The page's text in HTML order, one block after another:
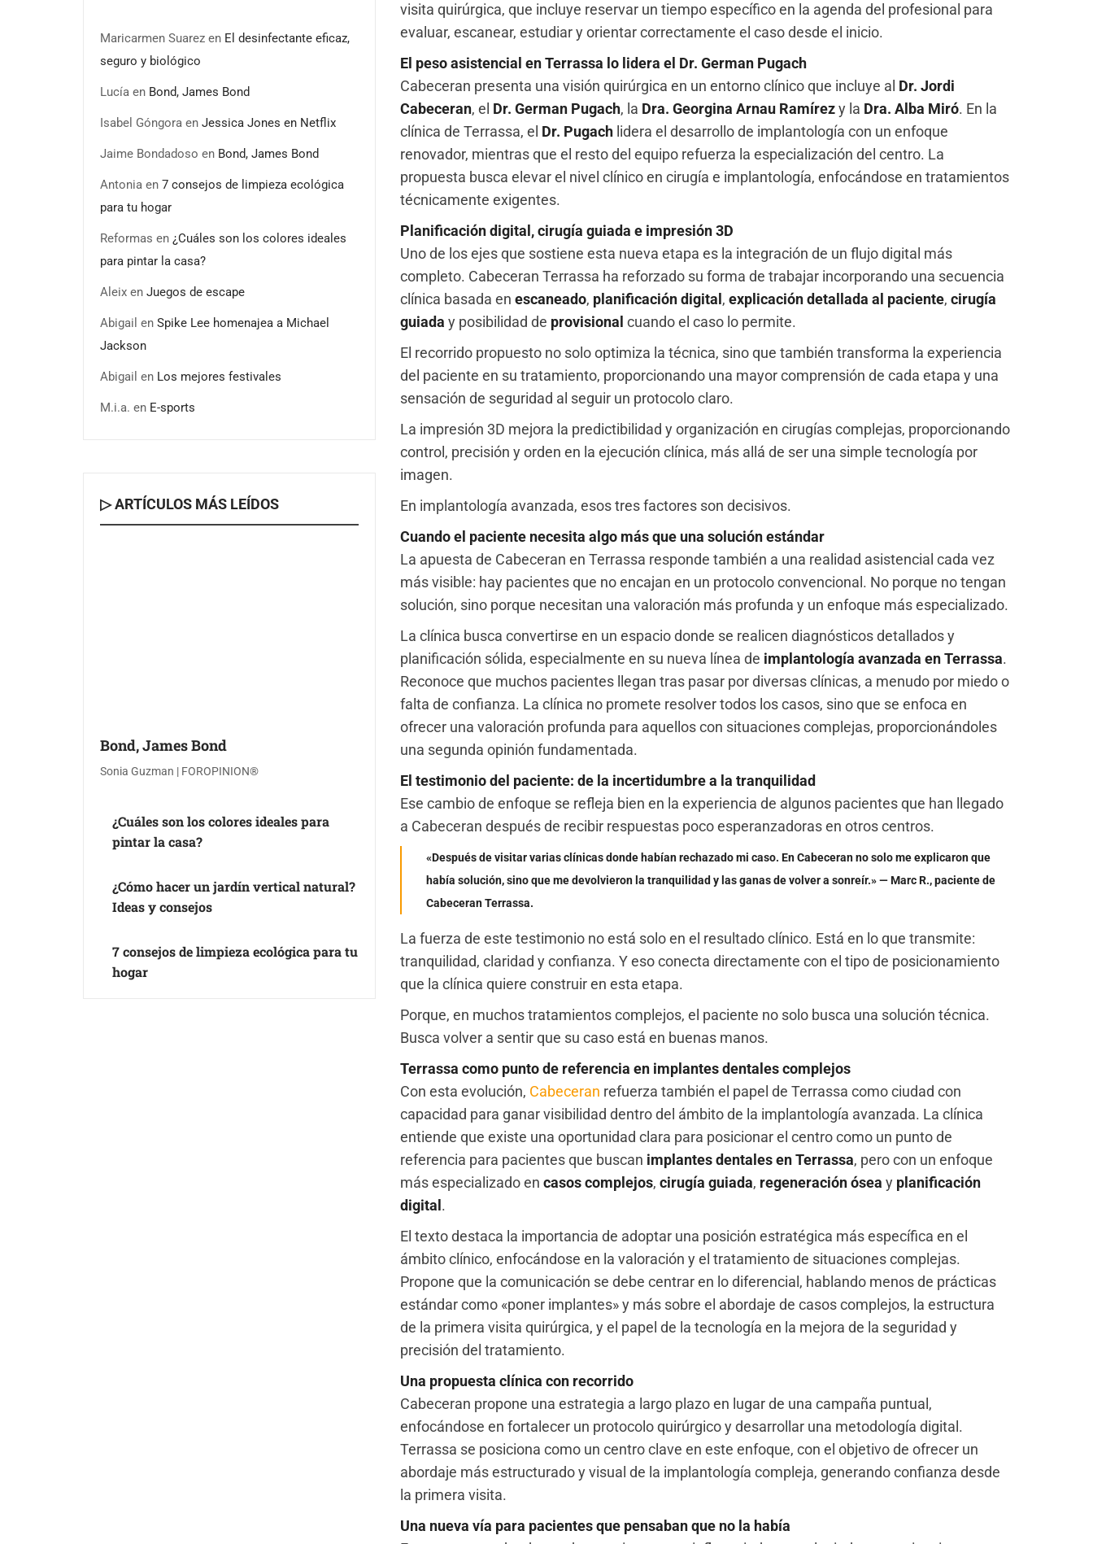
visita quirúrgica, que incluye reservar un tiempo específico en la agenda del profesional para
evaluar, escanear, estudiar y orientar correctamente el caso desde el inicio.
El peso asistencial en Terrassa lo lidera el Dr. German Pugach
Cabeceran presenta una visión quirúrgica en un entorno clínico que incluye al Dr. Jordi
Cabeceran, el Dr. German Pugach, la Dra. Georgina Arnau Ramírezy la Dra. Alba Miró. En la
clínica de Terrassa, el Dr. Pugach lidera el desarrollo de implantología con un enfoque
renovador, mientras que el resto del equipo refuerza la especialización del centro. La
propuesta busca elevar el nivel clínico en cirugía e implantología, enfocándose en tratamientos
técnicamente exigentes.
Planificación digital, cirugía guiada e impresión 3D
Uno de los ejes que sostiene esta nueva etapa es la integración de un flujo digital más
completo. Cabeceran Terrassa ha reforzado su forma de trabajar incorporando una secuencia
clínica basada en escaneado, planificación digital , explicación detallada al paciente, cirugía
guiada y posibilidad de provisional cuando el caso lo permite.
El recorrido propuesto no solo optimiza la técnica, sino que también transforma la experiencia
del paciente en su tratamiento, proporcionando una mayor comprensión de cada etapa y una
sensación de seguridad al seguir un protocolo claro.
La impresión 3D mejora la predictibilidad y organización en cirugías complejas, proporcionando
control, precisión y orden en la ejecución clínica, más allá de ser una simple tecnología por
imagen.
En implantología avanzada, esos tres factores son decisivos.
Cuando el paciente necesita algo más que una solución estándar
La apuesta de Cabeceran en Terrassa responde también a una realidad asistencial cada vez
más visible: hay pacientes que no encajan en un protocolo convencional. No porque no tengan
solución, sino porque necesitan una valoración más profunda y un enfoque más especializado.
La clínica busca convertirse en un espacio donde se realicen diagnósticos detallados y
planificación sólida, especialmente en su nueva línea de implantología avanzada en Terrassa.
Reconoce que muchos pacientes llegan tras pasar por diversas clínicas, a menudo por miedo o
falta de confianza. La clínica no promete resolver todos los casos, sino que se enfoca en
ofrecer una valoración profunda para aquellos con situaciones complejas, proporcionándoles
una segunda opinión fundamentada.
El testimonio del paciente: de la incertidumbre a la tranquilidad
Ese cambio de enfoque se refleja bien en la experiencia de algunos pacientes que han llegado
a Cabeceran después de recibir respuestas poco esperanzadoras en otros centros.
«Después de visitar varias clínicas donde habían rechazado mi caso. En Cabeceran no solo me explicaron que
había solución, sino que me devolvieron la tranquilidad y las ganas de volver a sonreír.» — Marc R., paciente de
Cabeceran Terrassa.
La fuerza de este testimonio no está solo en el resultado clínico. Está en lo que transmite:
tranquilidad, claridad y confianza. Y eso conecta directamente con el tipo de posicionamiento
que la clínica quiere construir en esta etapa.
Porque, en muchos tratamientos complejos, el paciente no solo busca una solución técnica.
Busca volver a sentir que su caso está en buenas manos.
Terrassa como punto de referencia en implantes dentales complejos
Con esta evolución, Cabeceran refuerza también el papel de Terrassa como ciudad con
capacidad para ganar visibilidad dentro del ámbito de la implantología avanzada. La clínica
entiende que existe una oportunidad clara para posicionar el centro como un punto de
referencia para pacientes que buscan implantes dentales en Terrassa, pero con un enfoque
más especializado en casos complejos, cirugía guiada, regeneración ósea y planificación
digital .
El texto destaca la importancia de adoptar una posición estratégica más específica en el
ámbito clínico, enfocándose en la valoración y el tratamiento de situaciones complejas.
Propone que la comunicación se debe centrar en lo diferencial, hablando menos de prácticas
estándar como «poner implantes» y más sobre el abordaje de casos complejos, la estructura
de la primera visita quirúrgica, y el papel de la tecnología en la mejora de la seguridad y
precisión del tratamiento.
Una propuesta clínica con recorrido
Cabeceran propone una estrategia a largo plazo en lugar de una campaña puntual,
enfocándose en fortalecer un protocolo quirúrgico y desarrollar una metodología digital.
Terrassa se posiciona como un centro clave en este enfoque, con el objetivo de ofrecer un
abordaje más estructurado y visual de la implantología compleja, generando confianza desde
la primera visita.
Una nueva vía para pacientes que pensaban que no la había
Maricarmen Suarez en El desinfectante eficaz,
seguro y biológico
Lucía en Bond, James Bond
Isabel Góngora en Jessica Jones en Netflix
Jaime Bondadoso en Bond, James Bond
Antonia en 7 consejos de limpieza ecológica
para tu hogar
Reformas en ¿Cuáles son los colores ideales
para pintar la casa?
Aleix en Juegos de escape
Abigail en Spike Lee homenajea a Michael
Jackson
Abigail en Los mejores festivales
M.i.a. en E-sports
▷ ARTÍCULOS MÁS LEÍDOS
Bond, James Bond
Sonia Guzman | FOROPINION®
¿Cuáles son los colores ideales para
pintar la casa?
¿Cómo hacer un jardín vertical natural?
Ideas y consejos
7 consejos de limpieza ecológica para tu
hogar